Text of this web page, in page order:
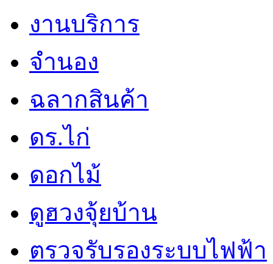
งานบริการ
จำนอง
ฉลากสินค้า
ดร.ไก่
ดอกไม้
ดูฮวงจุ้ยบ้าน
ตรวจรับรองระบบไฟฟ้า